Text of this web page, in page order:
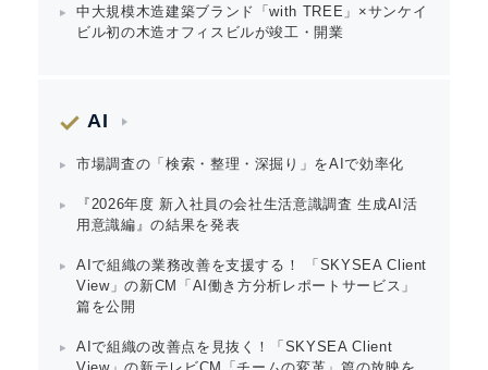
中大規模木造建築ブランド「with TREE」×サンケイ
ビル初の木造オフィスビルが竣工・開業
AI
市場調査の「検索・整理・深掘り」をAIで効率化
『2026年度 新入社員の会社生活意識調査 生成AI活
用意識編』の結果を発表
AIで組織の業務改善を支援する！ 「SKYSEA Client
View」の新CM「AI働き方分析レポートサービス」
篇を公開
AIで組織の改善点を見抜く！「SKYSEA Client